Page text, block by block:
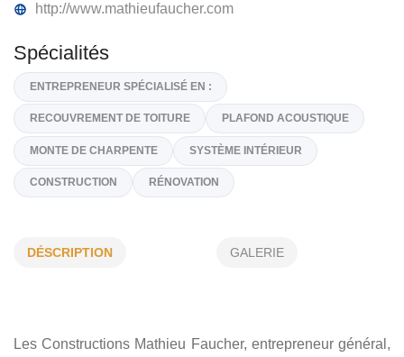
(418) 386 1221
info@mathieufaucher.com
http://www.mathieufaucher.com
ENTREPRENEUR SPÉCIALISÉ EN :
CONSTRUCTION RÉNOVATION
DÉSCRIPTION GALERIE
Les Constructions Mathieu Faucher, entrepreneur général,